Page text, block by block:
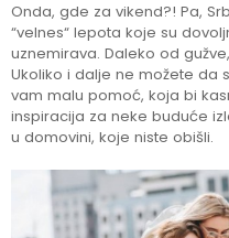
Onda, gde za vikend?! Pa,
“velnes“ lepota koje su
uznemirava. Daleko od
Ukoliko i dalje ne možete da
vam malu pomoć, koja bi
inspiracija za neke buduće
u domovini, koje niste obišli.